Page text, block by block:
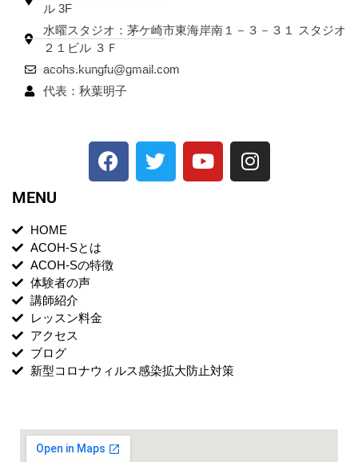
ル 3F
水曜スタジオ：茅ケ崎市東海岸南１－３－３１ スタジオ
２１ビル ３Ｆ
acohs.kungfu@gmail.com
代表：秋葉明子
MENU
HOME
ACOH-Sとは
ACOH-Sの特徴
体験者の声
講師紹介
レッスン料金
アクセス
ブログ
新型コロナウィルス感染拡大防止対策